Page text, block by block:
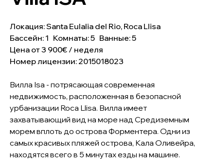
Локация: Santa Eulalia del Rio, Roca Llisa
Бассейн: 1 Комнаты: 5 Ванные: 5
Цена от 3 900€ / неделя
Номер лицензии: 2015018023
Вилла Isa - потрясающая современная
недвижимость, расположенная в безопасной
урбанизации Roca Llisa. Вилла имеет
захватывающий вид на море над Средиземным
морем вплоть до острова Форментера. Одни из
самых красивых пляжей острова, Кала Оливейра,
находятся всего в 5 минутах езды на машине.